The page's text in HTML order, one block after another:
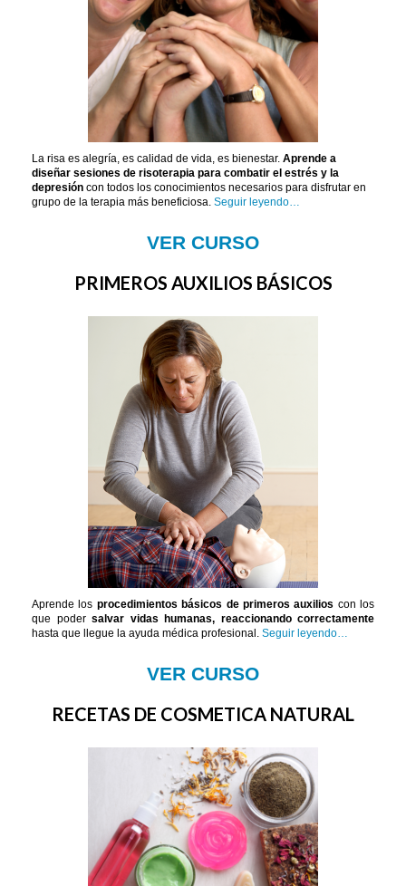
La risa es alegría, es calidad de vida, es bienestar. Aprende a
diseñar sesiones de risoterapia para combatir el estrés y la
depresión con todos los conocimientos necesarios para disfrutar en
grupo de la terapia más beneficiosa. Seguir leyendo…
VER CURSO
PRIMEROS AUXILIOS BÁSICOS
Aprende los procedimientos básicos de primeros auxilios con los
que poder salvar vidas humanas, reaccionando correctamente
hasta que llegue la ayuda médica profesional. Seguir leyendo…
VER CURSO
RECETAS DE COSMETICA NATURAL